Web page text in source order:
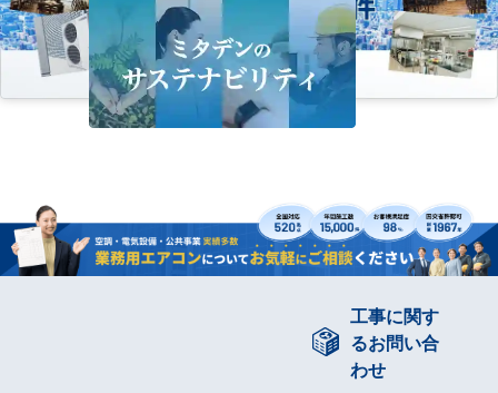
工事に関す
るお問い合
わせ